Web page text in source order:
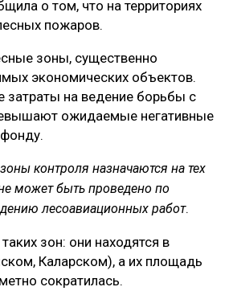
РЫНОК
о том, что на территориях
пожаров.
зоны, существенно
экономических объектов.
затраты на ведение борьбы с
ожидаемые негативные
зоны контроля назначаются на тех
может быть проведено по
лесоавиационных работ.
зон: они находятся в
Каларском), а их площадь
сократилась.